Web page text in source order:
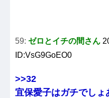
59: ゼロとイチの間さん
ID:VsG9GoEO0
>>32
宜保愛子はガチでしょ